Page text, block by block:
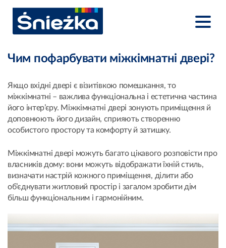
Чим пофарбувати міжкімнатні двері?
Якщо вхідні двері є візитівкою помешкання, то
міжкімнатні – важлива функціональна і естетична частина
його інтер’єру. Міжкімнатні двері зонують приміщення й
доповнюють його дизайн, сприяють створенню
особистого простору та комфорту й затишку.
Міжкімнатні двері можуть багато цікавого розповісти про
власників дому: вони можуть відображати їхній стиль,
визначати настрій кожного приміщення, ділити або
об’єднувати житловий простір і загалом зробити дім
більш функціональним і гармонійним.